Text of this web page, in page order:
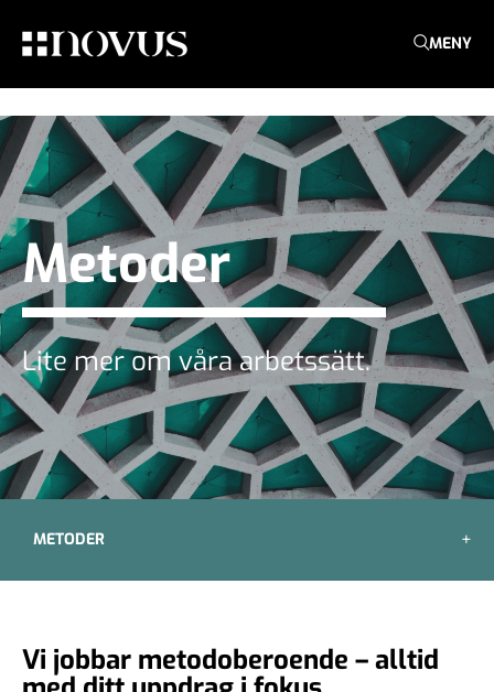
MENY
Metoder
Lite mer om våra arbetssätt.
METODER
Vi jobbar metodoberoende – alltid